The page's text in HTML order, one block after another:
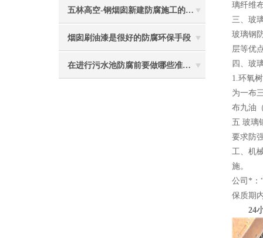
五林高空-钢烟囱新建防腐施工的重要性
烟囱刷油漆是很好的防腐环保手段
在进行污水池防腐前要做哪些准备工作？
璃纤维
三、玻
玻璃钢
层等优
四、玻
1.环氧
为一布
布九油
五 玻璃
要求防
工、机
施。
公司*：
保质期
24小